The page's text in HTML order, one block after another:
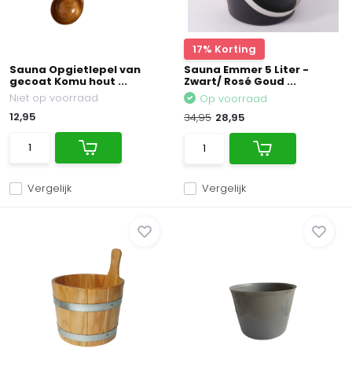
Sauna Opgietlepel van
gecoat Komu hout ...
Vergelijk
Niet op voorraad
12,95
17% Korting
Sauna Emmer 5 Liter -
Zwart/ Rosé Goud ...
Vergelijk
Op voorraad
34,95 28,95